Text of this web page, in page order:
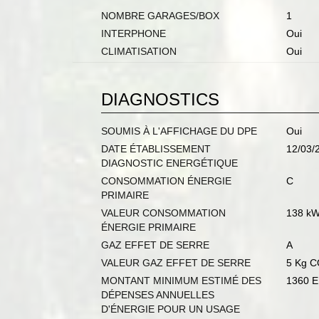
NOMBRE GARAGES/BOX
1
INTERPHONE
Oui
CLIMATISATION
Oui
DIAGNOSTICS
SOUMIS À L'AFFICHAGE DU DPE
Oui
DATE ÉTABLISSEMENT
DIAGNOSTIC ENERGÉTIQUE
12/03/
CONSOMMATION ÉNERGIE
PRIMAIRE
C
VALEUR CONSOMMATION
ÉNERGIE PRIMAIRE
138
GAZ EFFET DE SERRE
A
VALEUR GAZ EFFET DE SERRE
5 Kg
MONTANT MINIMUM ESTIMÉ DES
DÉPENSES ANNUELLES
D'ÉNERGIE POUR UN USAGE
1360